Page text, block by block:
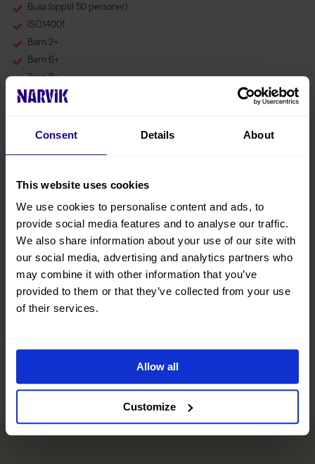
Consent Details About
This website uses cookies
We use cookies to personalise content and ads, to
provide social media features and to analyse our traffic.
We also share information about your use of our site with
our social media, advertising and analytics partners who
may combine it with other information that you’ve
provided to them or that they’ve collected from your use
of their services.
Allow all
Customize
Buss (opptil 50 personer)
ISO14001
Barn 2+
Barn 6+
Barn 8+
Barn 12+
Family Friendly
Kart